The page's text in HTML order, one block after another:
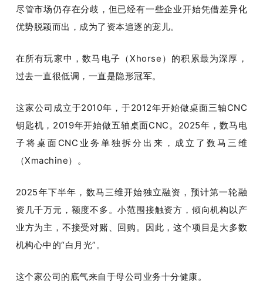
尽管市场仍存在分歧，但已经有一些企业开始凭借差异化
优势脱颖而出，成为了资本追逐的宠儿。
在所有玩家中，数马电子（Xhorse）的积累最为深厚，
过去一直很低调，一直是隐形冠军。
这家公司成立于2010年，于2012年开始做桌面三轴CNC
钥匙机，2019年开始做五轴桌面CNC。2025年，数马电
子将桌面CNC业务单独拆分出来，成立了数马三维
（Xmachine）。
2025年下半年，数马三维开始独立融资，预计第一轮融
资几千万元，额度不多。小范围接触资方，倾向机构以产
业方为主，不接受对赌、回购。因此，这个项目是大多数
机构心中的“白月光”。
这个家公司的底气来自于母公司业务十分健康。